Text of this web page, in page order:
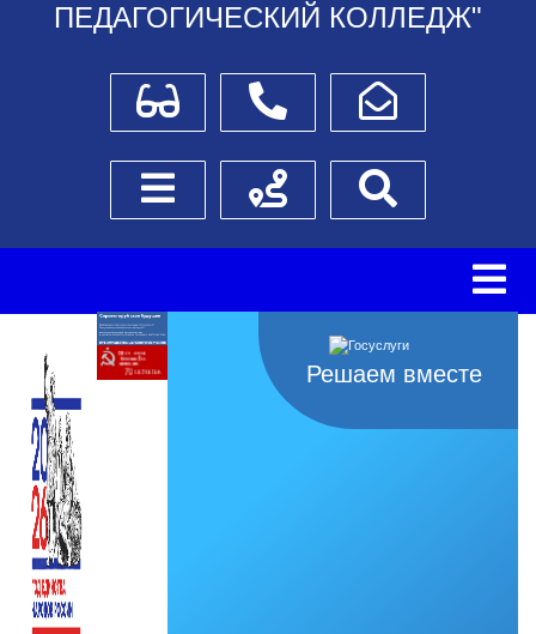
ПЕДАГОГИЧЕСКИЙ КОЛЛЕДЖ"
Для слабовидящихТелефоныНаписать обращение
Боковое менюСхема проезда
Решаем вместе